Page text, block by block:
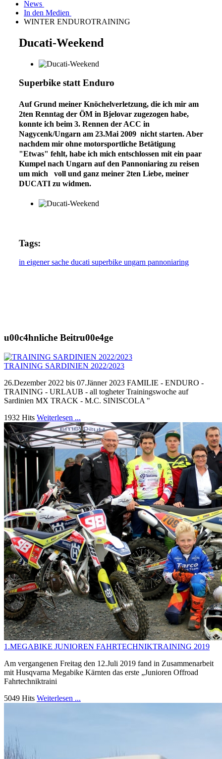
News
In den Medien
WINTER ENDUROTRAINING
Ducati-Weekend
Superbike statt Enduro
Auf Grund meiner Knöchelverletzung, die ich mir am
2ten Renntag der ÖM in Bjelovar zugezogen habe,
konnte ich beim 3. Rennen der ACC in
Nagycenk/Ungarn am 23.Mai 2009 nicht starten. Aber
nachdem mir ohne motorsportliche Betätigung
"Etwas" fehlt, habe ich mich entschlossen mit ein paar
Kumpel nach Ungarn auf den Pannoniaring zu reisen
um mich voll und ganz meiner 2ten Liebe, meiner
DUCATI zu widmen.
Tags:
in eigener sache ducati superbike ungarn pannoniaring
u00c4hnliche Beitru00e4ge
TRAINING SARDINIEN 2022/2023
26.Dezember 2022 bis 07.Jänner 2023 FAMILIE - ENDURO -
TRAINING - URLAUB - all togheter Trainingswoche auf
Sardinien MX TRACK - M.C. SINISCOLA "
1932 Hits Weiterlesen ...
1.MEGABIKE JUNIOREN FAHRTECHNIKTRAINING 2019
Am vergangenen Freitag den 12.Juli 2019 fand in Zusammenarbeit
mit Husqvarna Megabike Kärnten das erste „Junioren Offroad
Fahrtechniktraini
5049 Hits Weiterlesen ...